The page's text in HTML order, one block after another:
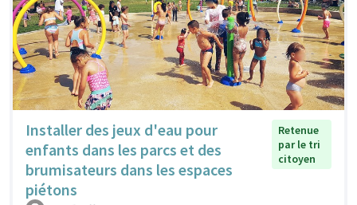
Installer des jeux d'eau pour
enfants dans les parcs et des
brumisateurs dans les espaces
piétons
Retenue
par le tri
citoyen